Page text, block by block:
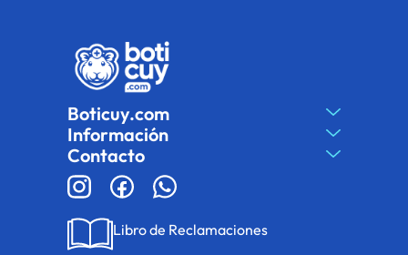
Boticuy.com
Información
Contacto
Libro de Reclamaciones